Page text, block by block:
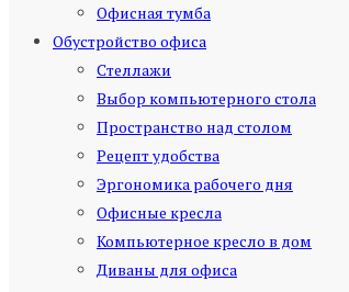
Офисная тумба
Обустройство офиса
Стеллажи
Выбор компьютерного стола
Пространство над столом
Рецепт удобства
Эргономика рабочего дня
Офисные кресла
Компьютерное кресло в дом
Диваны для офиса